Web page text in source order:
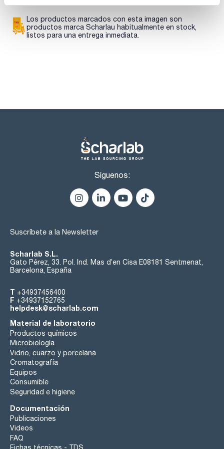
hierro (Fe): max. 10 ppm
sustancias positivas a la ninhidrina : max. 0,5 %
resíduo de calcinación : max. 0,1 %
Los productos marcados con esta imagen son
productos marca Scharlau habitualmente en stock,
listos para una entrega inmediata.
Síguenos:
Suscríbete a la Newsletter
Scharlab S.L.
Gato Pérez, 33. Pol. Ind. Mas d’en Cisa E08181 Sentmenat,
Barcelona, España
T +34937456400
F +34937152765
helpdesk@scharlab.com
Material de laboratorio
Productos químicos
Microbiología
Vidrio, cuarzo y porcelana
Cromatografía
Equipos
Consumible
Seguridad e higiene
Documentación
Publicaciones
Videos
FAQ